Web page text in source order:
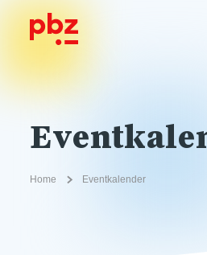
Home Eventkalender